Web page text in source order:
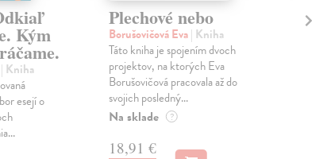
Kým
| Kniha
esejí o
Plechové nebo
Borušovičová Eva| Kniha
Táto kniha je spojením dvoch
projektov, na ktorých Eva
Borušovičová pracovala až do
svojich posledný...
Na sklade ?
18,91 €